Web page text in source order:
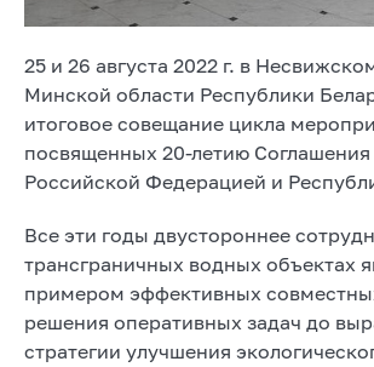
25 и 26 августа 2022 г. в
Минской области Республики
итоговое совещание цикла
посвященных 20-летию
Российской Федерацией и
Все эти годы двустороннее
трансграничных водных объектах
примером эффективных
решения оперативных задач до
стратегии улучшения